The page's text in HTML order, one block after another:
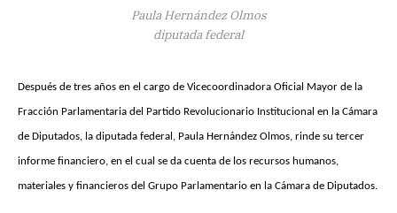
Paula Hernández Olmos
diputada federal
Después de tres años en el cargo de Vicecoordinadora Oficial Mayor de la
Fracción Parlamentaria del Partido Revolucionario Institucional en la Cámara
de Diputados, la diputada federal, Paula Hernández Olmos, rinde su tercer
informe financiero, en el cual se da cuenta de los recursos humanos,
materiales y financieros del Grupo Parlamentario en la Cámara de Diputados.